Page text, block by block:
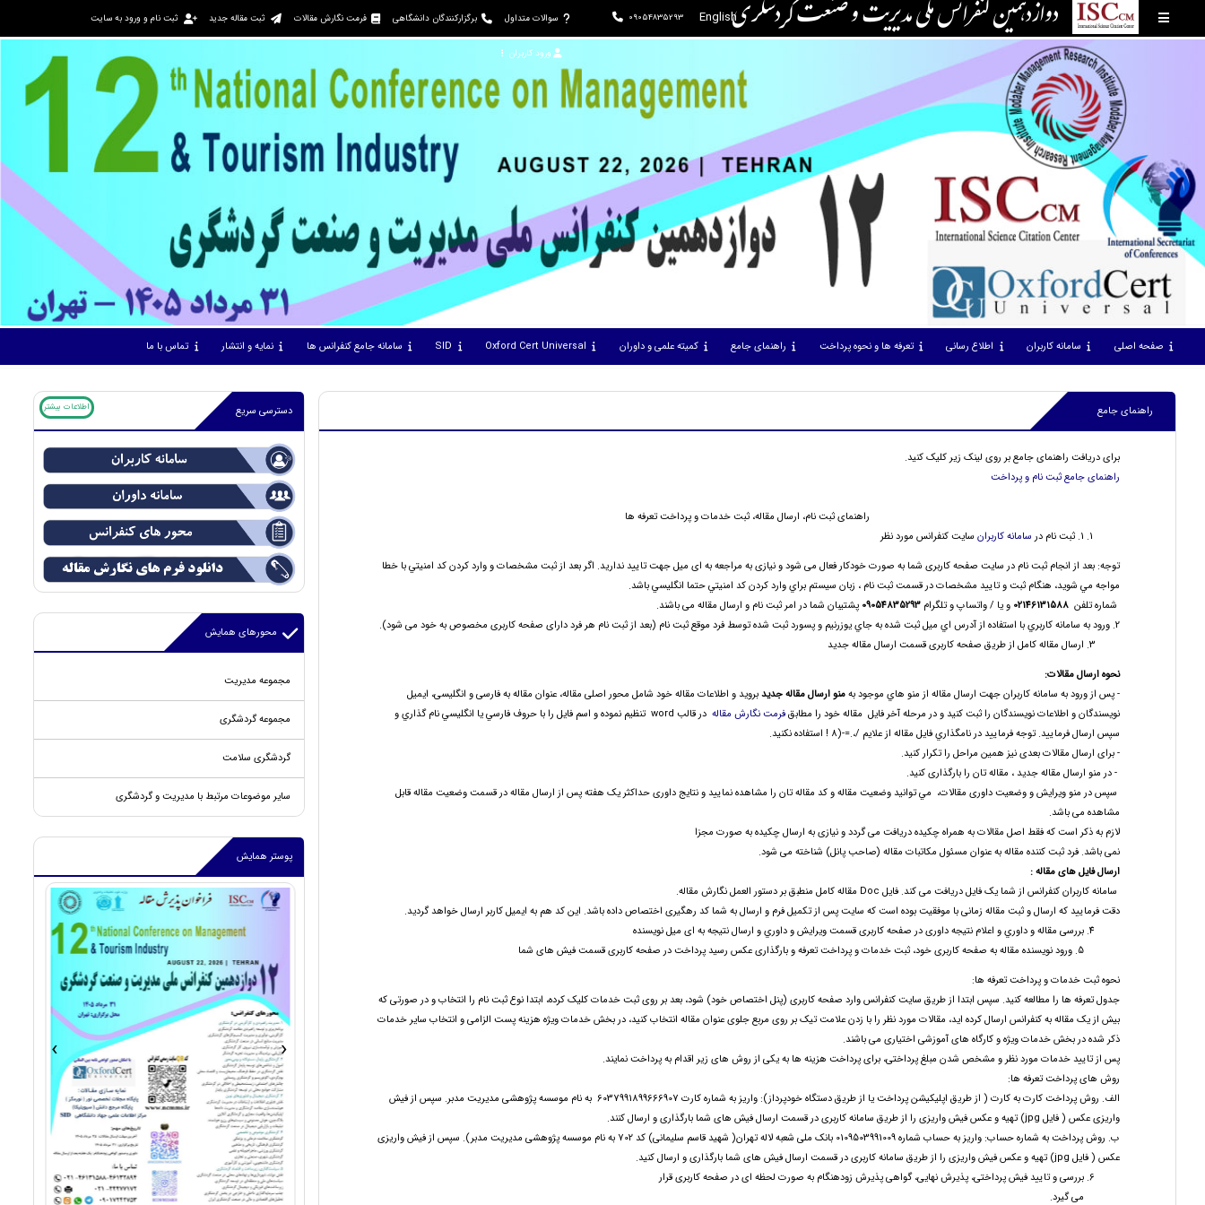
دوازدهمین کنفرانس ملی مدیریت و صنعت گردشگریEnglish
09054835293 سوالات متداول برگزارکنندگان دانشگاهی فرمت نگارش مقالات ثبت مقاله جدید ثبت نام و ورود به سایت
ورود کاربران
صفحه اصلی سامانه کاربران اطلاع رسانی تعرفه ها و نحوه پرداخت راهنمای جامع کمیته علمی و داوران Oxford Cert Universal
SID سامانه جامع کنفرانس ها نمایه و انتشار تماس با ما
راهنمای جامع
برای دریافت راهنمای جامع بر روی لینک زیر کلیک کنید.
راهنمای جامع ثبت نام و پرداخت
راهنمای ثبت نام، ارسال مقاله، ثبت خدمات و پرداخت تعرفه ها
1. ثبت نام در
سامانه کاربران سایت کنفرانس مورد نظر
توجه: بعد از انجام ثبت نام در سایت صفحه کاربری شما به صورت خودکار فعال می شود و نیازی به مراجعه به ای میل جهت تایید ندارید. اگر بعد از ثبت مشخصات و وارد كردن كد امنيتي با خطا
مواجه مي شويد، هنگام ثبت و تاييد مشخصات در قسمت ثبت نام ، زبان سيستم براي وارد كردن كد امنيتي حتما انگليسي باشد.
شماره تلفن02146131588 و يا / واتساپ و تلگرام09054835293 پشتیبان شما در امر ثبت نام و ارسال مقاله می باشند.
2. ورود به سامانه كاربري با استفاده از آدرس اي ميل ثبت شده به جاي يوزرنيم و پسورد ثبت شده توسط فرد موقع ثبت نام (بعد از ثبت نام هر فرد دارای صفحه کاربری مخصوص به خود می شود).
ارسال مقاله كامل از طریق صفحه کاربری قسمت ارسال مقاله جديد
نحوهارسال مقالات:
- پس از ورود به سامانه کاربران جهت ارسال مقاله از منو هاي موجود بهمنو ارسال مقاله جدیدبرويد و اطلاعات مقاله خود شامل محور اصلی مقاله، عنوان مقاله به فارسی و انگلیسی، ایمیل
نویسندگان و اطلاعات نویسندگان را ثبت کنید و در مرحله آخر فایل مقاله خود را مطابقفرمت نگارش مقاله
در قالب word تنظیم نموده و اسم فايل را با حروف فارسي يا انگليسي نام گذاري و
سپس ارسال فرمایید. توجه فرماييد در نامگذاري فايل مقاله از علايم /،.=-(8 ! استفاده نكنيد.
- برای ارسال مقالات بعدی نیز همین مراحل را تکرار کنید.
- در منو ارسال مقاله جدید ، مقاله تان را بارگذاری کنید.
سپس در منو ویرایش و وضعيت داوری مقالات، مي توانيد وضعیت مقاله و کد مقاله تان را مشاهده نمایید و نتایج داوری حداکثر یک هفته پس از ارسال مقاله در قسمت وضعیت مقاله قابل
مشاهده می باشد.
لازم به ذکر است که فقط اصل مقالات به همراه چکیده دریافت می گردد و نیازی به ارسال چکیده به صورت مجزا
نمی باشد. فرد ثبت کننده مقاله به عنوان مسئول مکاتبات مقاله (صاحب پانل) شناخته می شود.
ارسال فایل های مقاله:
سامانه کاربران کنفرانس از شما یک فایل دریافت می کند. فایل Doc مقاله کامل منطبق بر دستور العمل نگارش مقاله.
دقت فرمایید که ارسال و ثبت مقاله زمانی با موفقیت بوده است که سایت پس از تکمیل فرم و ارسال به شما کد رهگیری اختصاص داده باشد. این کد هم به ایمیل کاربر ارسال خواهد گردید.
بررسی مقاله و داوري و اعلام نتیجه داوری در صفحه کاربری قسمت ویرایش و داوري و ارسال نتيجه به ای میل نویسنده
5. ورود نویسنده مقاله به صفحه کاربری خود، ثبت خدمات و پرداخت تعرفه و بارگذاری عکس رسید پرداخت در صفحه کاربری قسمت فیش های شما
نحوه ثبت خدمات و پرداخت تعرفه ها:
جدول تعرفه ها را مطالعه کنید. سپس ابتدا از طریق سایت کنفرانس وارد صفحه کاربری (پنل اختصاص خود) شود، بعد بر روی ثبت خدمات کلیک کرده، ابتدا نوع ثبت نام را انتخاب و در صورتی که
بیش از یک مقاله به کنفرانس ارسال کرده اید، مقالات مورد نظر را با زدن علامت تیک بر روی مربع جلوی عنوان مقاله انتخاب کنید، در بخش خدمات ویژه هزینه پست الزامی و انتخاب سایر خدمات
ذکر شده در بخش خدمات ویژه و کارگاه های آموزشی اختیاری می باشند.
پس از تایید خدمات مورد نظر و مشخص شدن مبلغ پرداختی، برای پرداخت هزینه ها به یکی از روش های زیر اقدام به پرداخت نمایند.
روش های پرداخت تعرفه ها:
الف. روش پرداخت کارت به کارت ( از طریق اپلیکیشن پرداخت یا از طریق دستگاه خودپرداز): واریز به شماره کارت 6037991899666907 به نام موسسه پژوهشی مدیریت مدبر. سپس از فیش
واریزی عکس ( فایل jpg) تهیه و عکس فیش واریزی را از طریق سامانه کاربری در قسمت ارسال فیش های شما بارگذاری و ارسال کنند.
ب. روش پرداخت به شماره حساب: واریز به حساب شماره 0109503991009 بانک ملی شعبه لاله تهران( شهید قاسم سلیمانی) کد 702 به نام موسسه پژوهشی مدیریت مدبر). سپس از فیش واریزی
عکس ( فایل jpg) تهیه و عکس فیش واریزی را از طریق سامانه کاربری در قسمت ارسال فیش های شما بارگذاری و ارسال کنید.
بررسی و تایید فیش پرداختی، پذیرش نهایی، گواهی پذیرش زودهنگام به صورت لحظه ای در صفحه کاربری قرار
می گیرد.
دسترسی سریع اطلاعات بیشتر
محورهای همایش
مجموعه مدیریت
مجموعه گردشگری
گردشگری سلامت
سایر موضوعات مرتبط با مدیریت و گردشگری
پوستر همایش
› ‹